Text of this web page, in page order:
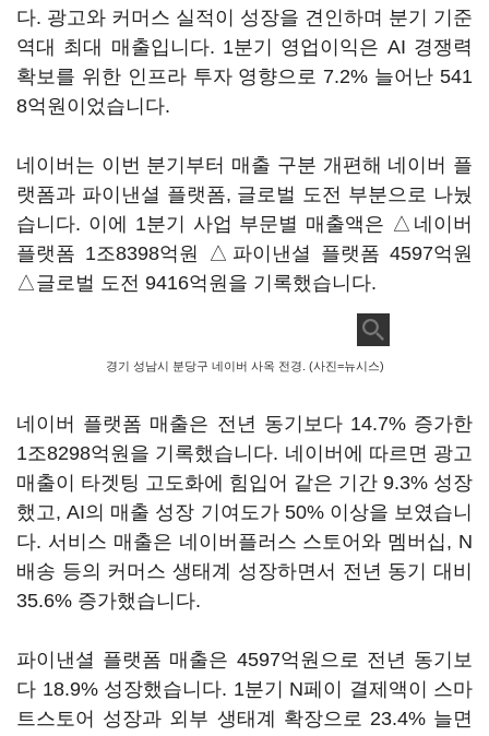
다. 광고와 커머스 실적이 성장을 견인하며 분기 기준
역대 최대 매출입니다. 1분기 영업이익은 AI 경쟁력
확보를 위한 인프라 투자 영향으로 7.2% 늘어난 541
8억원이었습니다.
네이버는 이번 분기부터 매출 구분 개편해 네이버 플
랫폼과 파이낸셜 플랫폼, 글로벌 도전 부분으로 나눴
습니다. 이에 1분기 사업 부문별 매출액은 △네이버
플랫폼 1조8398억원 △파이낸셜 플랫폼 4597억원
△글로벌 도전 9416억원을 기록했습니다.
경기 성남시 분당구 네이버 사옥 전경. (사진=뉴시스)
네이버 플랫폼 매출은 전년 동기보다 14.7% 증가한
1조8298억원을 기록했습니다. 네이버에 따르면 광고
매출이 타겟팅 고도화에 힘입어 같은 기간 9.3% 성장
했고, AI의 매출 성장 기여도가 50% 이상을 보였습니
다. 서비스 매출은 네이버플러스 스토어와 멤버십, N
배송 등의 커머스 생태계 성장하면서 전년 동기 대비
35.6% 증가했습니다.
파이낸셜 플랫폼 매출은 4597억원으로 전년 동기보
다 18.9% 성장했습니다. 1분기 N페이 결제액이 스마
트스토어 성장과 외부 생태계 확장으로 23.4% 늘면